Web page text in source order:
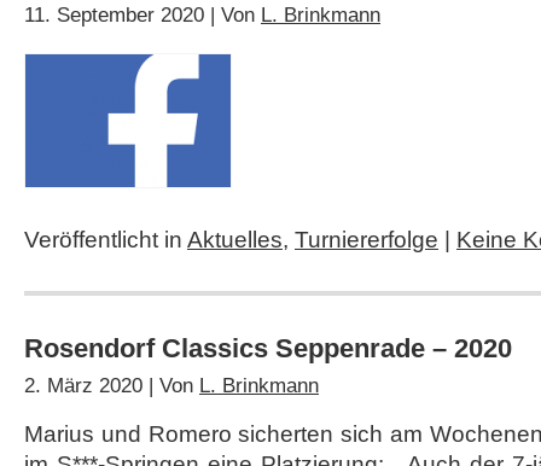
11. September 2020 | Von L. Brinkmann
Veröffentlicht in Aktuelles, Turniererfolge Keine
Rosendorf Classics Seppenrade – 2020
2. März 2020 | Von L. Brinkmann
Marius und Romero sicherten sich am